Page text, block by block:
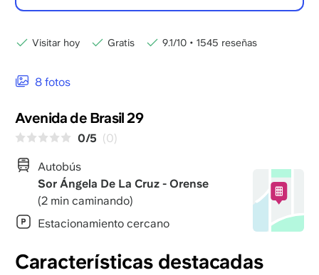
8 fotos
Avenida de Brasil 29
0/5 (0)
Autobús
Sor Ángela De La Cruz - Orense
(2 min caminando)
Estacionamiento cercano
Características destacadas
Visitar hoy Gratis 9.1/10 • 1545 reseñas